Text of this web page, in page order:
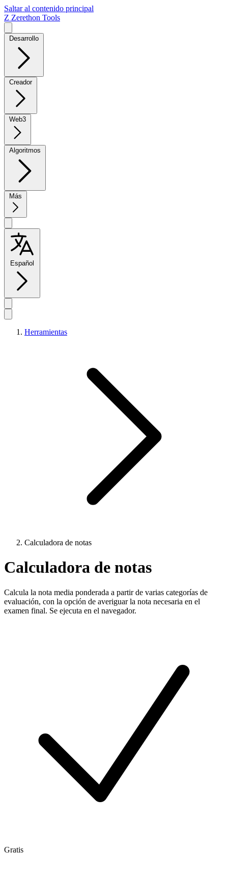
Saltar al contenido principal
Z Zerethon Tools
Desarrollo
Creador
Web3
Algoritmos
Más
Español
Herramientas
Calculadora de notas
Calculadora de notas
Calcula la nota media ponderada a partir de varias categorías de
evaluación, con la opción de averiguar la nota necesaria en el
examen final. Se ejecuta en el navegador.
Gratis